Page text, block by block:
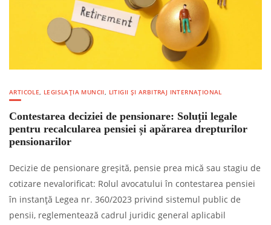
ARTICOLE, LEGISLAȚIA MUNCII, LITIGII ȘI ARBITRAJ INTERNAȚIONAL
Contestarea deciziei de pensionare: Soluții legale
pentru recalcularea pensiei și apărarea drepturilor
pensionarilor
Decizie de pensionare greșită, pensie prea mică sau stagiu de
cotizare nevalorificat: Rolul avocatului în contestarea pensiei
în instanță Legea nr. 360/2023 privind sistemul public de
pensii, reglementează cadrul juridic general aplicabil